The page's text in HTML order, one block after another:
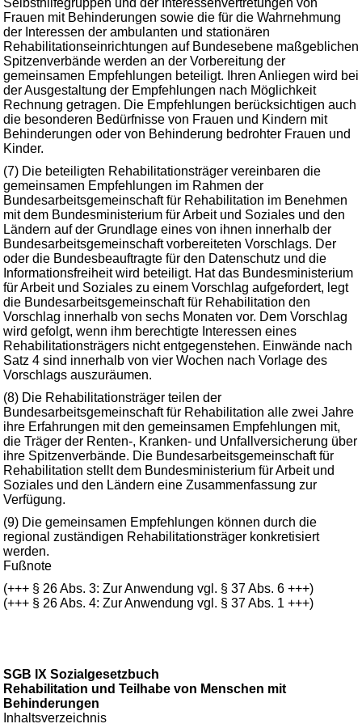
Selbsthilfegruppen und der Interessenvertretungen von
Frauen mit Behinderungen sowie die für die Wahrnehmung
der Interessen der ambulanten und stationären
Rehabilitationseinrichtungen auf Bundesebene maßgeblichen
Spitzenverbände werden an der Vorbereitung der
gemeinsamen Empfehlungen beteiligt. Ihren Anliegen wird bei
der Ausgestaltung der Empfehlungen nach Möglichkeit
Rechnung getragen. Die Empfehlungen berücksichtigen auch
die besonderen Bedürfnisse von Frauen und Kindern mit
Behinderungen oder von Behinderung bedrohter Frauen und
Kinder.
(7) Die beteiligten Rehabilitationsträger vereinbaren die
gemeinsamen Empfehlungen im Rahmen der
Bundesarbeitsgemeinschaft für Rehabilitation im Benehmen
mit dem Bundesministerium für Arbeit und Soziales und den
Ländern auf der Grundlage eines von ihnen innerhalb der
Bundesarbeitsgemeinschaft vorbereiteten Vorschlags. Der
oder die Bundesbeauftragte für den Datenschutz und die
Informationsfreiheit wird beteiligt. Hat das Bundesministerium
für Arbeit und Soziales zu einem Vorschlag aufgefordert, legt
die Bundesarbeitsgemeinschaft für Rehabilitation den
Vorschlag innerhalb von sechs Monaten vor. Dem Vorschlag
wird gefolgt, wenn ihm berechtigte Interessen eines
Rehabilitationsträgers nicht entgegenstehen. Einwände nach
Satz 4 sind innerhalb von vier Wochen nach Vorlage des
Vorschlags auszuräumen.
(8) Die Rehabilitationsträger teilen der
Bundesarbeitsgemeinschaft für Rehabilitation alle zwei Jahre
ihre Erfahrungen mit den gemeinsamen Empfehlungen mit,
die Träger der Renten-, Kranken- und Unfallversicherung über
ihre Spitzenverbände. Die Bundesarbeitsgemeinschaft für
Rehabilitation stellt dem Bundesministerium für Arbeit und
Soziales und den Ländern eine Zusammenfassung zur
Verfügung.
(9) Die gemeinsamen Empfehlungen können durch die
regional zuständigen Rehabilitationsträger konkretisiert
werden.
Fußnote
(+++ § 26 Abs. 3: Zur Anwendung vgl. § 37 Abs. 6 +++)
(+++ § 26 Abs. 4: Zur Anwendung vgl. § 37 Abs. 1 +++)
SGB IX Sozialgesetzbuch
Rehabilitation und Teilhabe von Menschen mit
Behinderungen
Inhaltsverzeichnis